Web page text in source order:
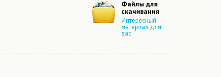
Файлы для
скачивания
Интересный
материал для
вас